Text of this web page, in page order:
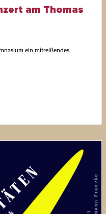
am Thomas
ein mitreißendes